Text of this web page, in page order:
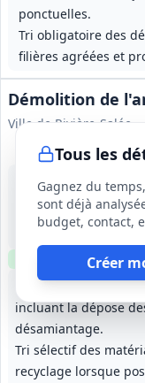
ponctuelles.
Tri obligatoire des
filières agréées et
Tous les
Gagnez du
sont déjà
budget, contact,
Créer
Démolition de
Ville de Rivière-Salée
Démolition
incluant la dépose
désamiantage.
Tri sélectif des
recyclage lorsque
14 août 2026
Rivière-Salée (972)
Non précisé;
Clause